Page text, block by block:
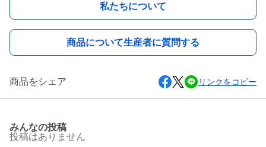
私たちについて
商品について生産者に質問する
商品をシェア リンクをコピー
みんなの投稿
投稿はありません